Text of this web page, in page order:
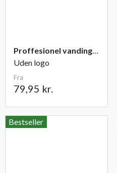
Proffesionel vandingspose 100 liter
Uden logo
Fra
79,95 kr.
Bestseller